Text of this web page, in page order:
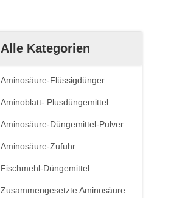
Alle Kategorien
Aminosäure-Flüssigdünger
Aminoblatt- Plusdüngemittel
Aminosäure-Düngemittel-Pulver
Aminosäure-Zufuhr
Fischmehl-Düngemittel
Zusammengesetzte Aminosäure